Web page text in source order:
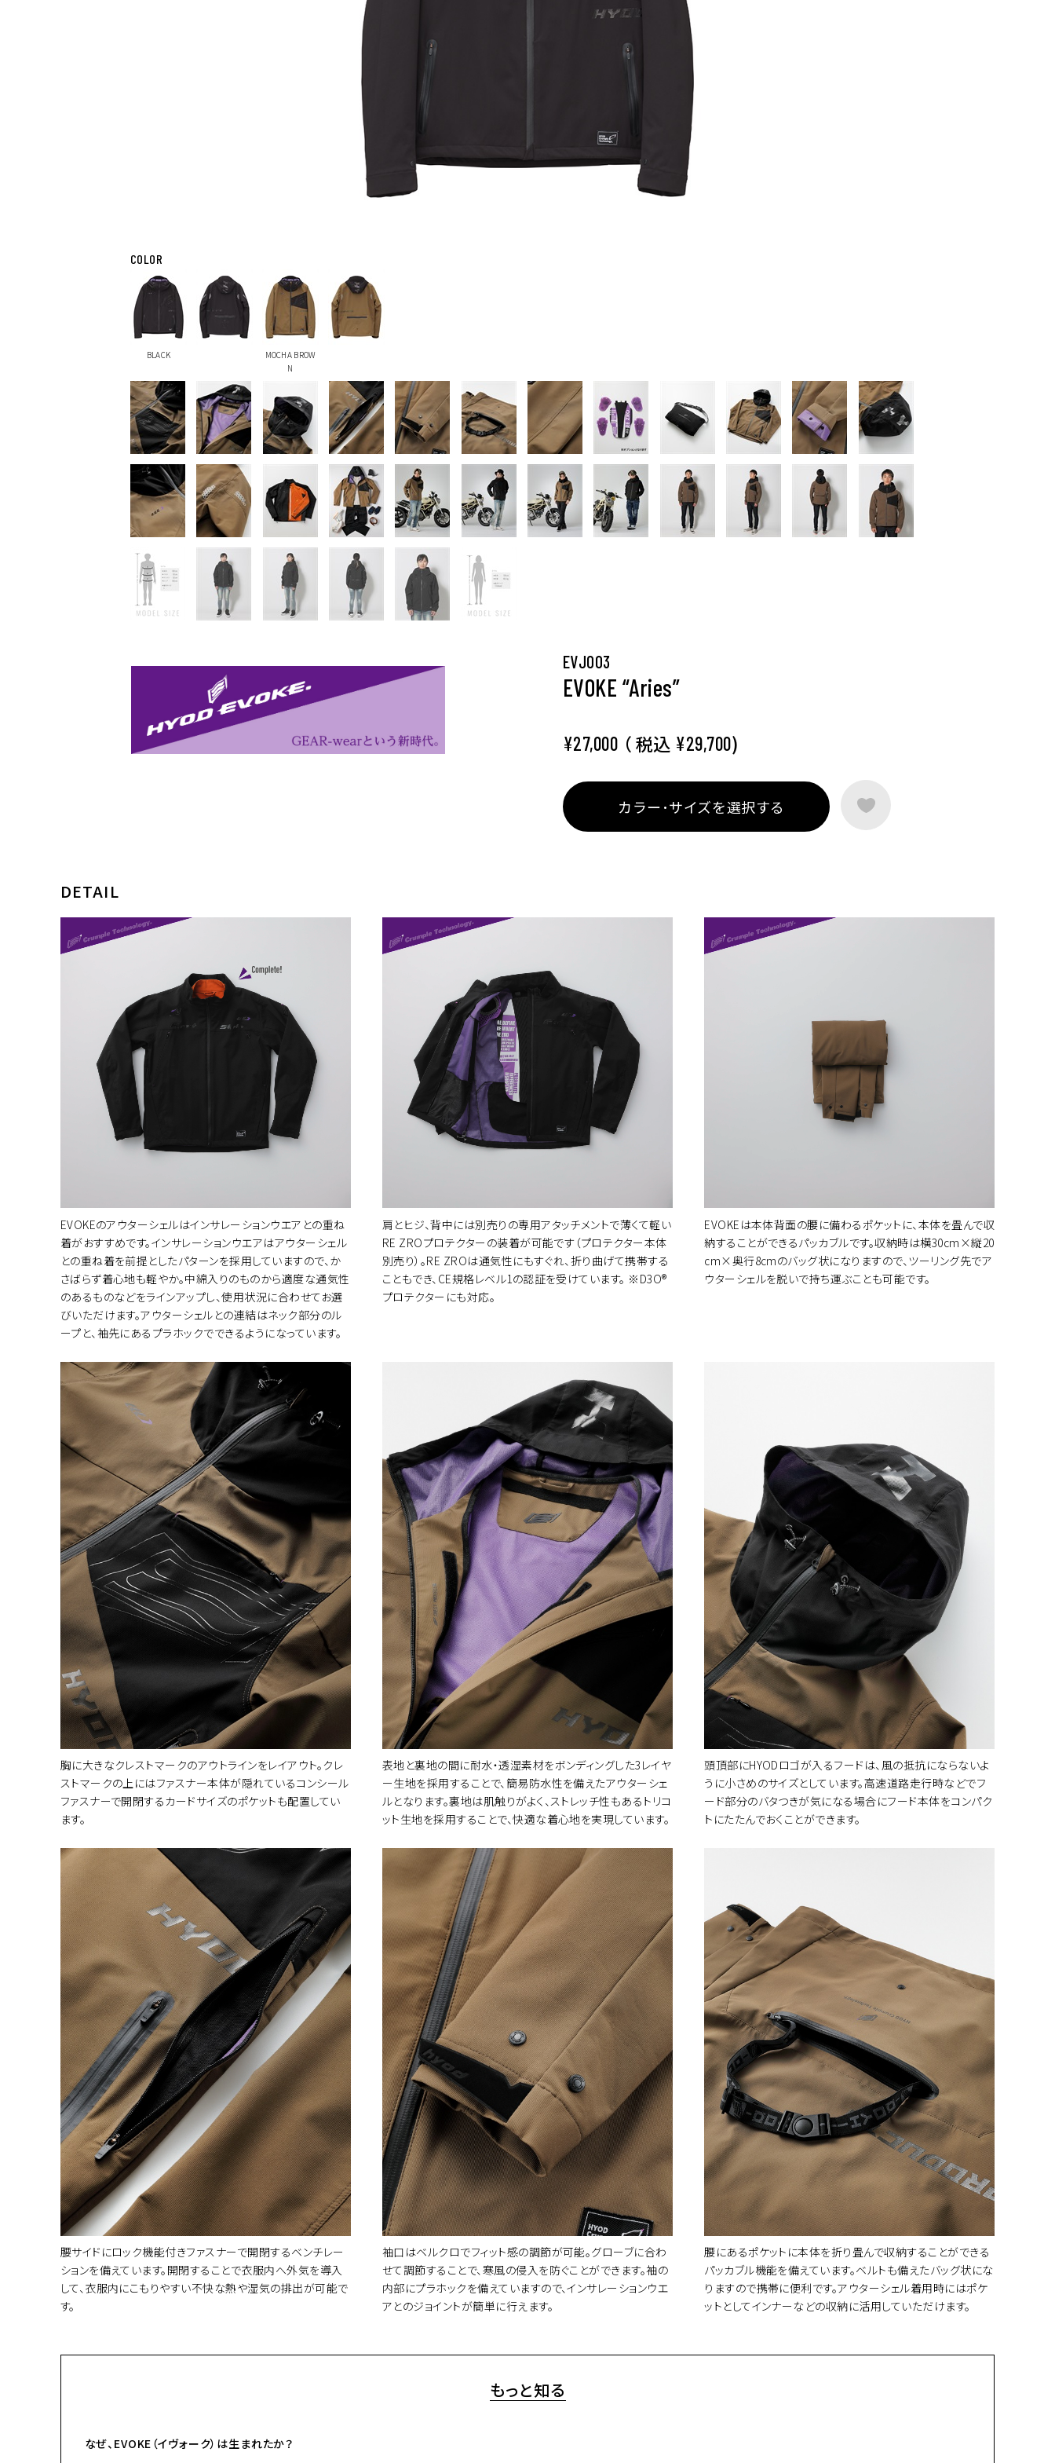
COLOR
BLACK
MOCHA BROW
N
EVJ003
EVOKE “Aries”
¥27,000 （ 税込 ¥29,700)
カラー･サイズを選択する
DETAIL
EVOKEのアウターシェルはインサレーションウエアとの重ね
着がおすすめです。インサレーションウエアはアウターシェル
との重ね着を前提としたパターンを採用していますので、か
さばらず着心地も軽やか。中綿入りのものから適度な通気性
のあるものなどをラインアップし、使用状況に合わせてお選
びいただけます。アウターシェルとの連結はネック部分のル
ープと、袖先にあるプラホックでできるようになっています。
肩とヒジ、背中には別売りの専用アタッチメントで薄くて軽い
RE ZROプロテクターの装着が可能です（プロテクター本体
別売り）。RE ZROは通気性にもすぐれ、折り曲げて携帯する
こともでき、CE規格レベル1の認証を受けています。 ※D3O®
プロテクターにも対応。
EVOKEは本体背面の腰に備わるポケットに、本体を畳んで収
納することができるパッカブルです。収納時は横30cm×縦20
cm×奥行8cmのバッグ状になりますので、ツーリング先でア
ウターシェルを脱いで持ち運ぶことも可能です。
胸に大きなクレストマークのアウトラインをレイアウト。クレ
ストマークの上にはファスナー本体が隠れているコンシール
ファスナーで開閉するカードサイズのポケットも配置してい
ます。
表地と裏地の間に耐水・透湿素材をボンディングした3レイヤ
ー生地を採用することで、簡易防水性を備えたアウターシェ
ルとなります。裏地は肌触りがよく、ストレッチ性もあるトリコ
ット生地を採用することで、快適な着心地を実現しています。
頭頂部にHYODロゴが入るフードは、風の抵抗にならないよ
うに小さめのサイズとしています。高速道路走行時などでフ
ード部分のバタつきが気になる場合にフード本体をコンパク
トにたたんでおくことができます。
腰サイドにロック機能付きファスナーで開閉するベンチレー
ションを備えています。開閉することで衣服内へ外気を導入
して、衣服内にこもりやすい不快な熱や湿気の排出が可能で
す。
袖口はベルクロでフィット感の調節が可能。グローブに合わ
せて調節することで、寒風の侵入を防ぐことができます。袖の
内部にプラホックを備えていますので、インサレーションウエ
アとのジョイントが簡単に行えます。
腰にあるポケットに本体を折り畳んで収納することができる
パッカブル機能を備えています。ベルトも備えたバッグ状にな
りますので携帯に便利です。アウターシェル着用時にはポケ
ットとしてインナーなどの収納に活用していただけます。
もっと知る
なぜ、EVOKE（イヴォーク）は生まれたか？
¥29,700(税込) 3L